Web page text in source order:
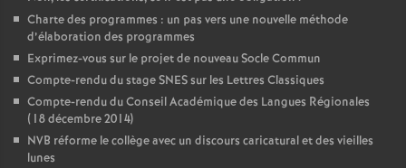
Charte des programmes : un pas vers une nouvelle méthode
d’élaboration des programmes
Exprimez-vous sur le projet de nouveau Socle Commun
Compte-rendu du stage SNES sur les Lettres Classiques
Compte-rendu du Conseil Académique des Langues Régionales
(18 décembre 2014)
NVB réforme le collège avec un discours caricatural et des vieilles
lunes